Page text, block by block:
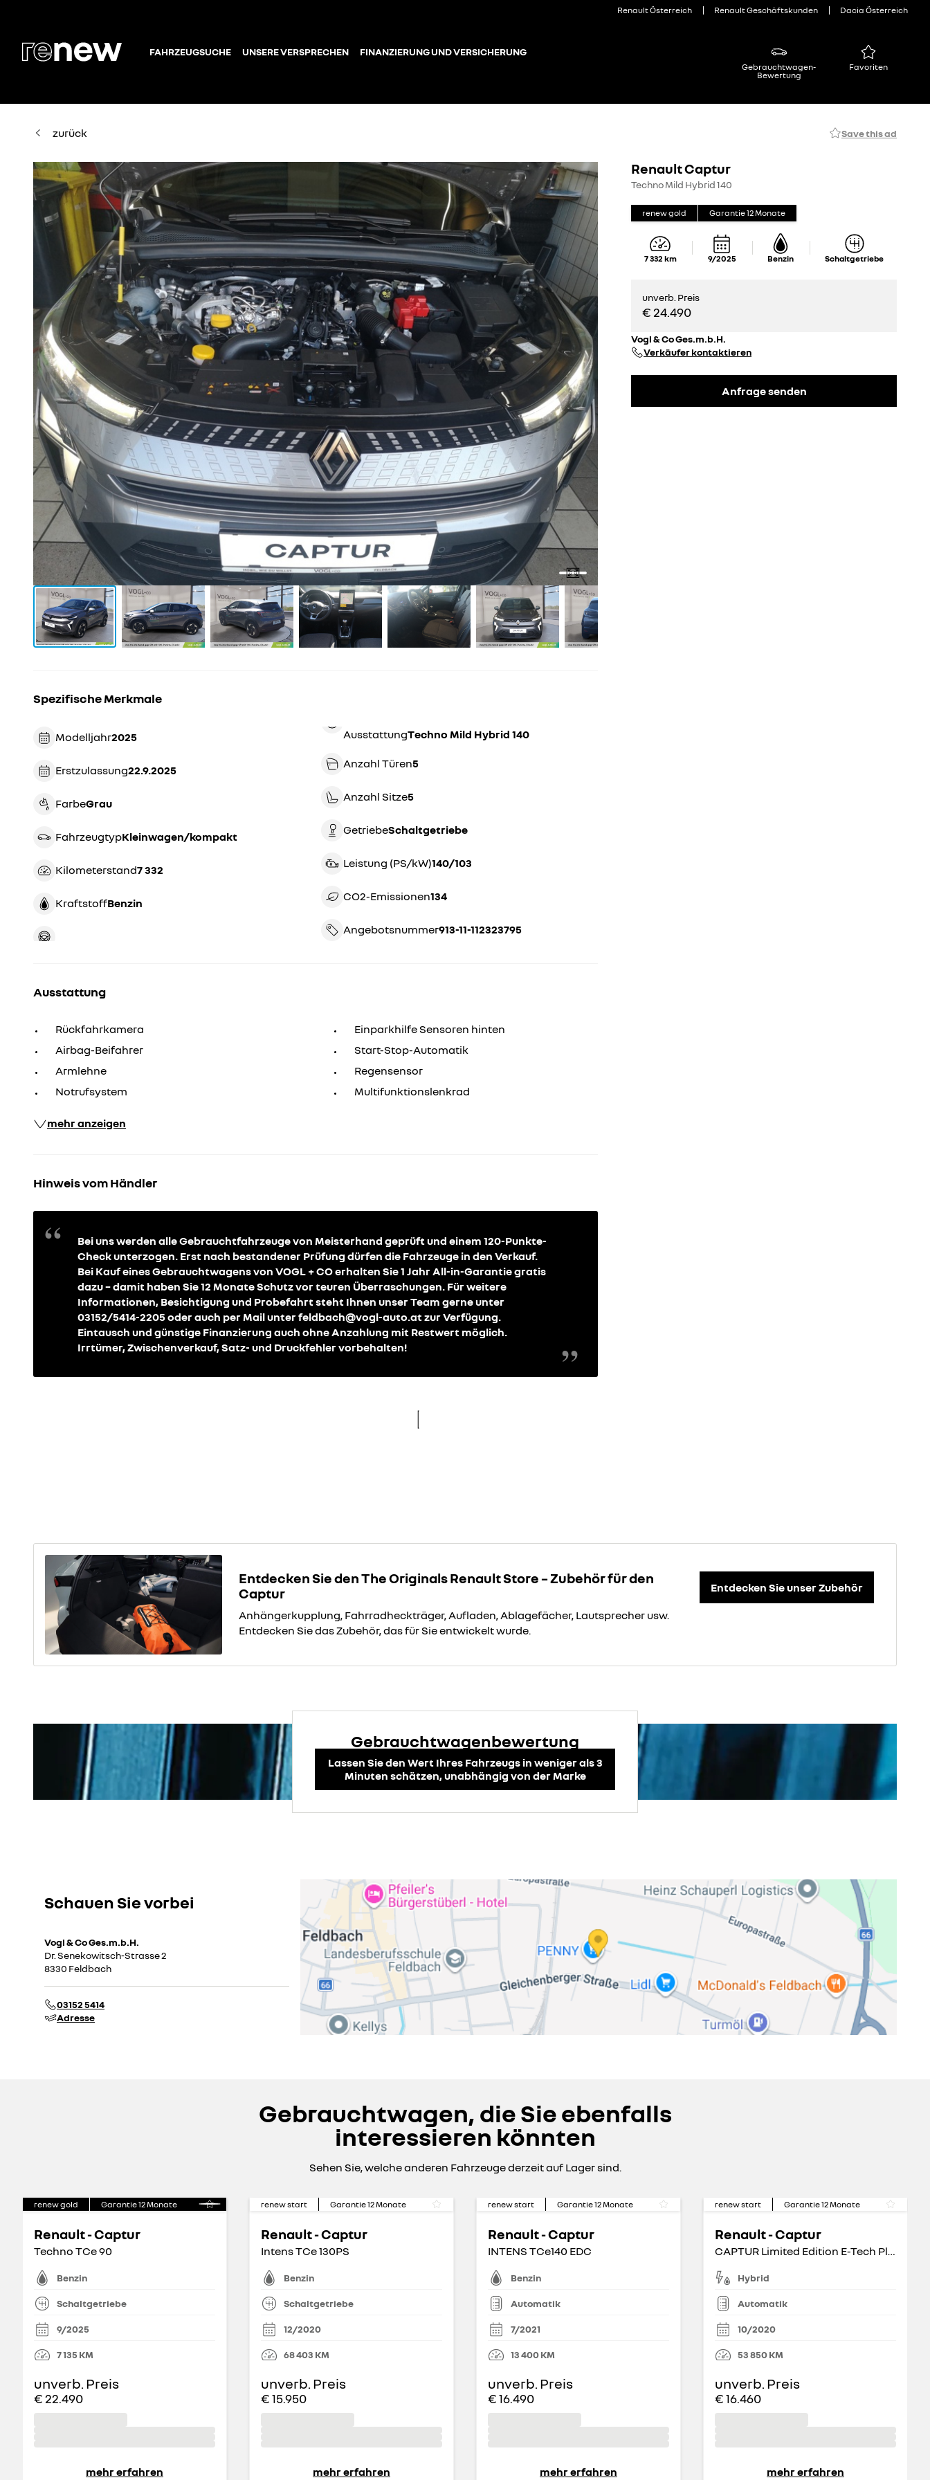
Renault Österreich Renault Geschäftskunden Dacia Österreich
FAHRZEUGSUCHE UNSERE VERSPRECHEN FINANZIERUNG UND VERSICHERUNG
Gebrauchtwagen-
Bewertung
Favoriten
zurück Save this ad
Renault Captur
Techno Mild Hybrid 140
renew gold Garantie12Monate
7 332 km 9/2025 Benzin Schaltgetriebe
unverb. Preis
€ 24.490
Vogl & Co Ges.m.b.H.
Verkäufer kontaktieren
Anfrage senden
Spezifische Merkmale
Modelljahr 2025
Erstzulassung 22.9.2025
Farbe grau
Fahrzeugtyp kleinwagen/kompakt
Kilometerstand 7 332
Kraftstoff Benzin
Ausstattung Techno Mild Hybrid 140
Anzahl Türen5
Anzahl Sitze5
Getriebe schaltgetriebe
Leistung (PS/kW) 140/103
CO2-Emissionen 134
Angebotsnummer 913-11-112323795
Ausstattung
Rückfahrkamera
Airbag-Beifahrer
Armlehne
Notrufsystem
Einparkhilfe Sensoren hinten
Start-Stop-Automatik
Regensensor
Multifunktionslenkrad
mehr anzeigen
Hinweis vom Händler
Bei uns werden alle Gebrauchtfahrzeuge von Meisterhand geprüft und einem 120-Punkte-
Check unterzogen. Erst nach bestandener Prüfung dürfen die Fahrzeuge in den Verkauf.
Bei Kauf eines Gebrauchtwagens von VOGL + CO erhalten Sie 1 Jahr All-in-Garantie gratis
dazu – damit haben Sie 12 Monate Schutz vor teuren Überraschungen. Für weitere
Informationen, Besichtigung und Probefahrt steht Ihnen unser Team gerne unter
03152/5414-2205 oder auch per Mail unter feldbach@vogl-auto.at zur Verfügung.
Eintausch und günstige Finanzierung auch ohne Anzahlung mit Restwert möglich.
Irrtümer, Zwischenverkauf, Satz- und Druckfehler vorbehalten!
re
Entdecken Sie den The Originals Renault Store – Zubehör für den
Captur
Anhängerkupplung, Fahrradheckträger, Aufladen, Ablagefächer, Lautsprecher usw.
Entdecken Sie das Zubehör, das für Sie entwickelt wurde.
Entdecken Sie unser Zubehör
Gebrauchtwagenbewertung
Lassen Sie den Wert Ihres Fahrzeugs in weniger als 3
Minuten schätzen, unabhängig von der Marke
Schauen Sie vorbei
Vogl & Co Ges.m.b.H.
Dr. Senekowitsch-Strasse 2
8330 Feldbach
03152 5414
Adresse
Gebrauchtwagen, die Sie ebenfalls
interessieren könnten
Sehen Sie, welche anderen Fahrzeuge derzeit auf Lager sind.
renew gold Garantie12Monate
Renault - Captur
Techno TCe 90
Benzin
Schaltgetriebe
9/2025
7 135 KM
unverb. Preis
€ 22.490
mehr erfahren
renew start Garantie12Monate
Renault - Captur
Intens TCe 130PS
Benzin
Schaltgetriebe
12/2020
68 403 KM
unverb. Preis
€ 15.950
mehr erfahren
renew start Garantie12Monate
Renault - Captur
INTENS TCe140 EDC
Benzin
Automatik
7/2021
13 400KM
unverb. Preis
€ 16.490
mehr erfahren
renew start Garantie12Monate
Renault - Captur
CAPTUR Limited Edition E-Tech Plug-in 160
Hybrid
Automatik
10/2020
53 850KM
unverb. Preis
€ 16.460
mehr erfahren